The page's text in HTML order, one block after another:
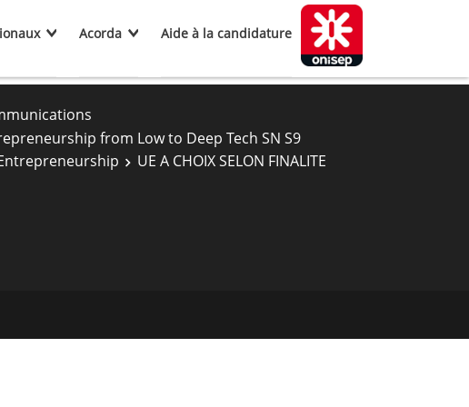
Acorda Aide à la candidature
from Low to Deep Tech SN S9
UE A CHOIX SELON FINALITE